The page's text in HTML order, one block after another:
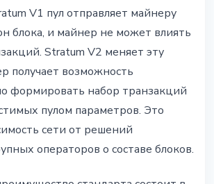
V1 пул отправляет майнеру
блока, и майнер не может влиять
Stratum V2 меняет эту
получает возможность
формировать набор транзакций
пулом параметров. Это
сети от решений
операторов о составе блоков.